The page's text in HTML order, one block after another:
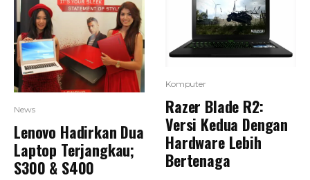
News
Lenovo Hadirkan Dua
Laptop Terjangkau;
S300 & S400
Komputer
Razer Blade R2:
Versi Kedua Dengan
Hardware Lebih
Bertenaga